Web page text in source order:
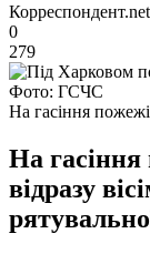
0
279
Фото: ГСЧС
На гасіння
На гасіння
відразу